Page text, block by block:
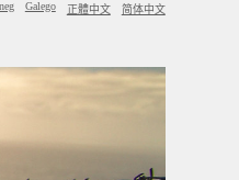
Galego 正體中文 简体中文